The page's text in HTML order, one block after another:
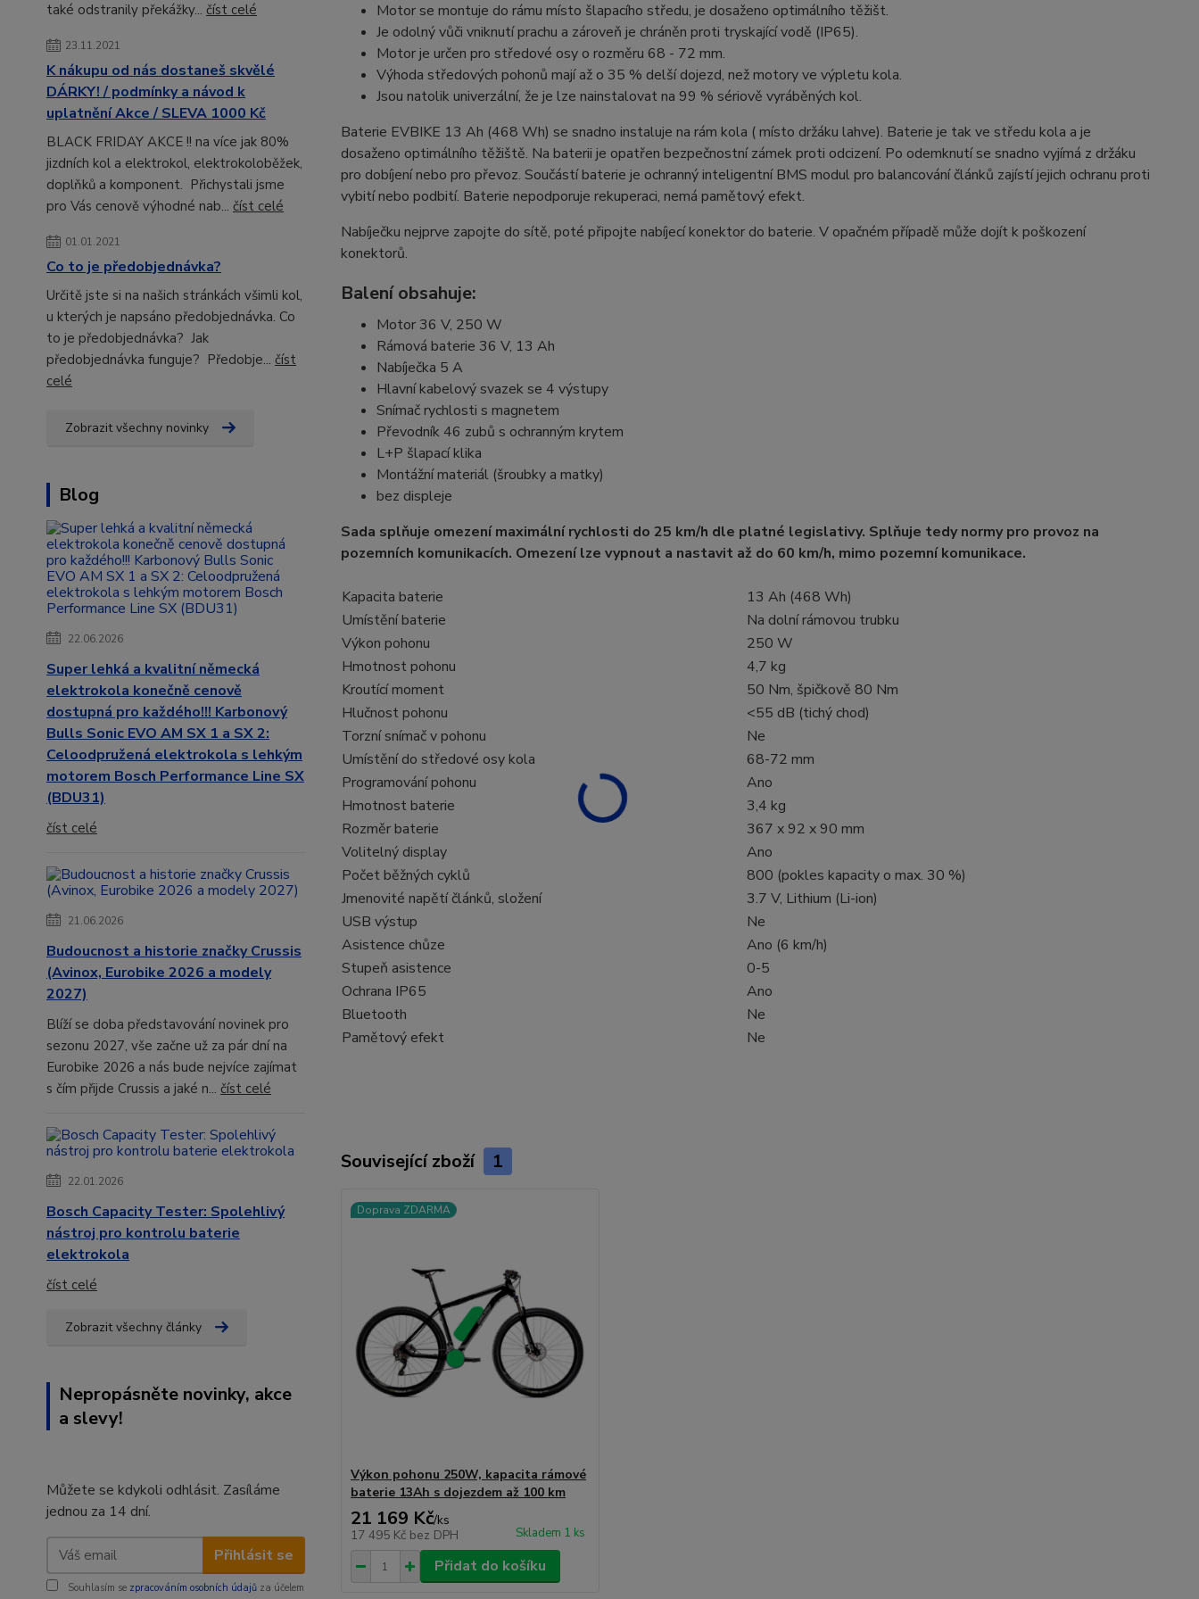
také odstranily překážky... číst celé
23.11.2021
K nákupu od nás dostaneš skvělé
DÁRKY! / podmínky a návod k
uplatnění Akce / SLEVA 1000 Kč
BLACK FRIDAY AKCE !! na více jak 80%
jizdních kol a elektrokol, elektrokoloběžek,
doplňků a komponent. Přichystali jsme
pro Vás cenově výhodné nab... číst celé
01.01.2021
Co to je předobjednávka?
Určitě jste si na našich stránkách všimli kol,
u kterých je napsáno předobjednávka. Co
to je předobjednávka? Jak
předobjednávka funguje? Předobje... číst
celé
Zobrazit všechny novinky
Blog
22.06.2026
Super lehká a kvalitní německá
elektrokola konečně cenově
dostupná pro každého!!! Karbonový
Bulls Sonic EVO AM SX 1 a SX 2:
Celoodpružená elektrokola s lehkým
motorem Bosch Performance Line SX
(BDU31)
číst celé
21.06.2026
Budoucnost a historie značky Crussis
(Avinox, Eurobike 2026 a modely
2027)
Blíží se doba představování novinek pro
sezonu 2027, vše začne už za pár dní na
Eurobike 2026 a nás bude nejvíce zajímat
s čím přijde Crussis a jaké n... číst celé
22.01.2026
Bosch Capacity Tester: Spolehlivý
nástroj pro kontrolu baterie
elektrokola
číst celé
Zobrazit všechny články
Nepropásněte novinky, akce
a slevy!
Můžete se kdykoli odhlásit. Zasíláme
jednou za 14 dní.
Přihlásit se
Souhlasím se zpracováním osobních údajů za účelem
Motor se montuje do rámu místo šlapacího středu, je dosaženo optimálního těžišt.
Je odolný vůči vniknutí prachu a zároveň je chráněn proti tryskající vodě (IP65).
Motor je určen pro středové osy o rozměru 68 - 72 mm.
Výhoda středových pohonů mají až o 35 % delší dojezd, než motory ve výpletu kola.
Jsou natolik univerzální, že je lze nainstalovat na 99 % sériově vyráběných kol.
Baterie EVBIKE 13 Ah (468 Wh) se snadno instaluje na rám kola ( místo držáku lahve). Baterie je tak ve středu kola a je
dosaženo optimálního těžiště. Na baterii je opatřen bezpečnostní zámek proti odcizení. Po odemknutí se snadno vyjímá z držáku
pro dobíjení nebo pro převoz. Součástí baterie je ochranný inteligentní BMS modul pro balancování článků zajístí jejich ochranu proti
vybití nebo podbití. Baterie nepodporuje rekuperaci, nemá pamětový efekt.
Nabíječku nejprve zapojte do sítě, poté připojte nabíjecí konektor do baterie. V opačném případě může dojít k poškození
konektorů.
Balení obsahuje:
Motor 36 V, 250 W
Rámová baterie 36 V, 13 Ah
Nabíječka 5 A
Hlavní kabelový svazek se 4 výstupy
Snímač rychlosti s magnetem
Převodník 46 zubů s ochranným krytem
L+P šlapací klika
Montážní materiál (šroubky a matky)
bez displeje
Sada splňuje omezení maximální rychlosti do 25 km/h dle platné legislativy. Splňuje tedy normy pro provoz na
pozemních komunikacích. Omezení lze vypnout a nastavit až do 60 km/h, mimo pozemní komunikace.
Kapacita baterie
13 Ah (468 Wh)
Umístění baterie
Na dolní rámovou trubku
Výkon pohonu
250 W
Hmotnost pohonu
4,7 kg
Kroutící moment
50 Nm, špičkově 80 Nm
Hlučnost pohonu
<55 dB (tichý chod)
Torzní snímač v pohonu
Ne
Umístění do středové osy kola
68-72 mm
Programování pohonu
Ano
Hmotnost baterie
3,4 kg
Rozměr baterie
367 x 92 x 90 mm
Volitelný display
Ano
Počet běžných cyklů
800 (pokles kapacity o max. 30 %)
Jmenovité napětí článků, složení
3.7 V, Lithium (Li-ion)
USB výstup
Ne
Asistence chůze
Ano (6 km/h)
Stupeň asistence
0-5
Ochrana IP65
Ano
Bluetooth
Ne
Pamětový efekt
Ne
Související zboží 1
Doprava ZDARMA
Výkon pohonu 250W, kapacita rámové
baterie 13Ah s dojezdem až 100 km
21 169 Kč/ks
17 495 Kč bez DPH Skladem 1 ks
Přidat do košíku